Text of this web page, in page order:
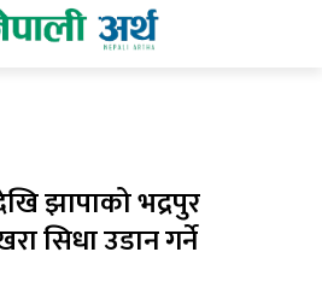
झापाको भद्रपुर
सिधा उडान गर्ने